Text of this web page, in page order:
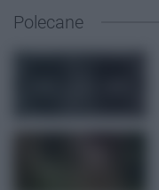
Polecane